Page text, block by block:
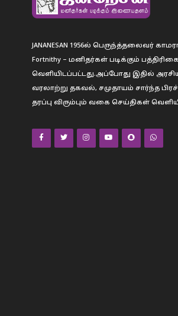
JANANESAN 1956ல் பெருந்த்தலைவர்
Fortnithy – மனிதர்கள் படிக்கும்
வெளியிடப்பட்டது.அப்போது இதில்
வரலாற்று தகவல், சமுதாயம் சார்ந்த
தரப்பு விரும்பும் வகை செய்திகள்